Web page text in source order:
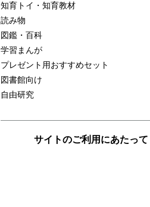
知育トイ・知育教材
読み物
図鑑・百科
学習まんが
プレゼント用おすすめセット
図書館向け
自由研究
サイトのご利用にあたって